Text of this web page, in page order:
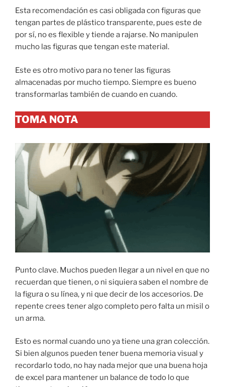
Esta recomendación es casi obligada con figuras que
tengan partes de plástico transparente, pues este de
por sí, no es flexible y tiende a rajarse. No manipulen
mucho las figuras que tengan este material.
Este es otro motivo para no tener las figuras
almacenadas por mucho tiempo. Siempre es bueno
transformarlas también de cuando en cuando.
TOMA NOTA
Punto clave. Muchos pueden llegar a un nivel en que no
recuerdan que tienen, o ni siquiera saben el nombre de
la figura o su línea, y ni que decir de los accesorios. De
repente crees tener algo completo pero falta un misil o
un arma.
Esto es normal cuando uno ya tiene una gran colección.
Si bien algunos pueden tener buena memoria visual y
recordarlo todo, no hay nada mejor que una buena hoja
de excel para mantener un balance de todo lo que